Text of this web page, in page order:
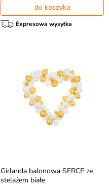
do koszyka
Expresowa wysyłka
Girlanda balonowa SERCE ze
stelażem białe